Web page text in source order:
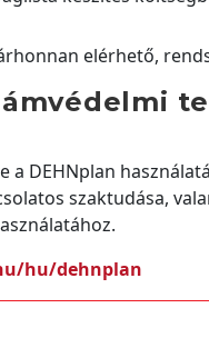
elérhető,
a DEHNplan
szaktudása,
hu/dehnplan